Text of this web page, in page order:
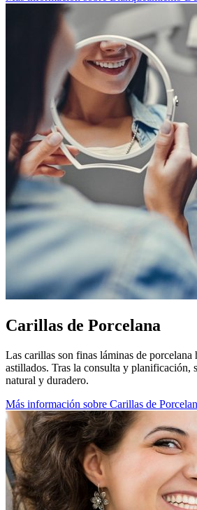
Carillas de Porcelana
Las carillas son finas láminas de
astillados. Tras la consulta y planificación,
natural y duradero.
Más información sobre Carillas de